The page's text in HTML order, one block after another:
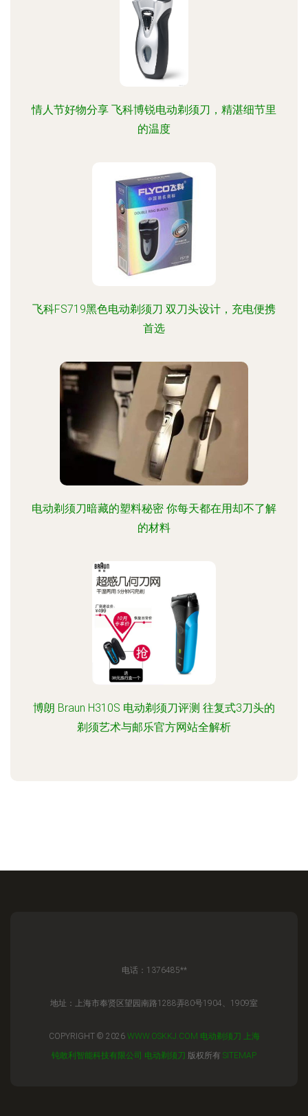
情人节好物分享 飞科博锐电动剃须刀，精湛细节里
的温度
飞科FS719黑色电动剃须刀 双刀头设计，充电便携
首选
电动剃须刀暗藏的塑料秘密 你每天都在用却不了解
的材料
博朗 Braun H310S 电动剃须刀评测 往复式3刀头的
剃须艺术与邮乐官方网站全解析
电话：1376485**
地址：上海市奉贤区望园南路1288弄80号1904、1909室
COPYRIGHT © 2026 WWW.OSKKJ.COM 电动剃须刀
上海
钝敢利智能科技有限公司 电动剃须刀 版权所有 SITEMAP